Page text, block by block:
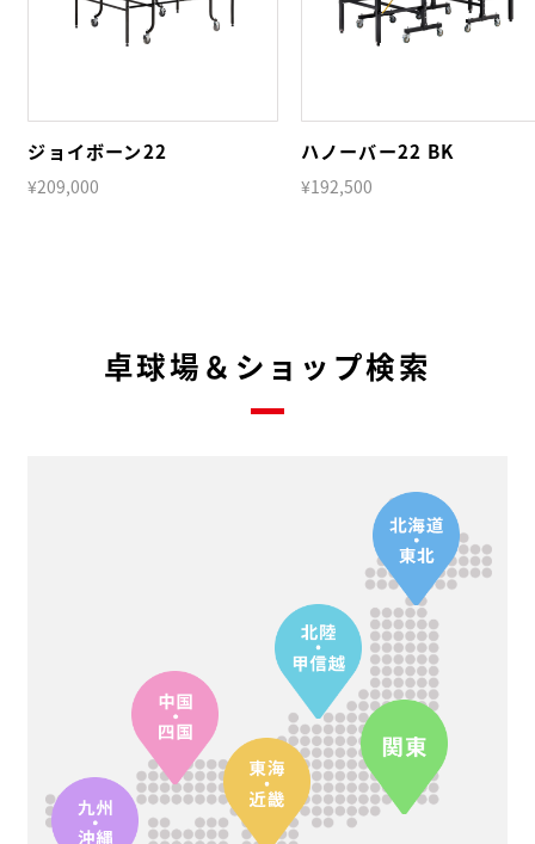
ジョイボーン22
¥209,000
ハノーバー22 BK
¥192,500
卓球場＆ショップ検索